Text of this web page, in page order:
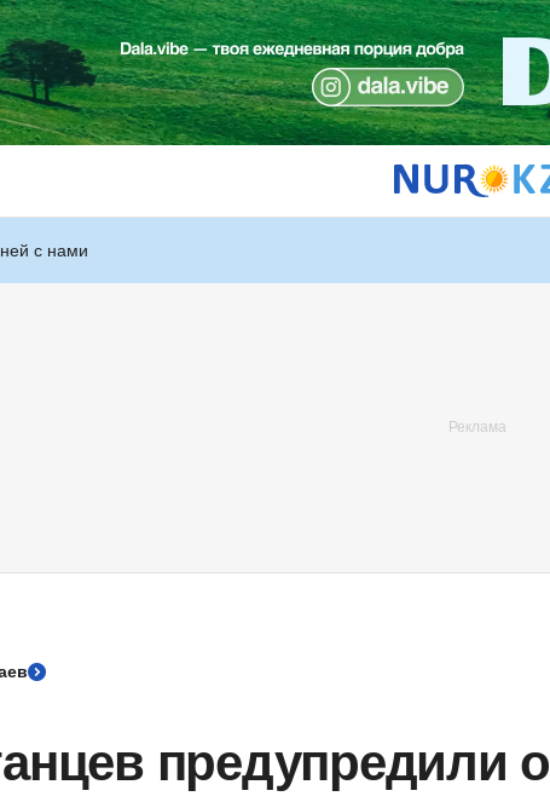
с нами
предупредили о